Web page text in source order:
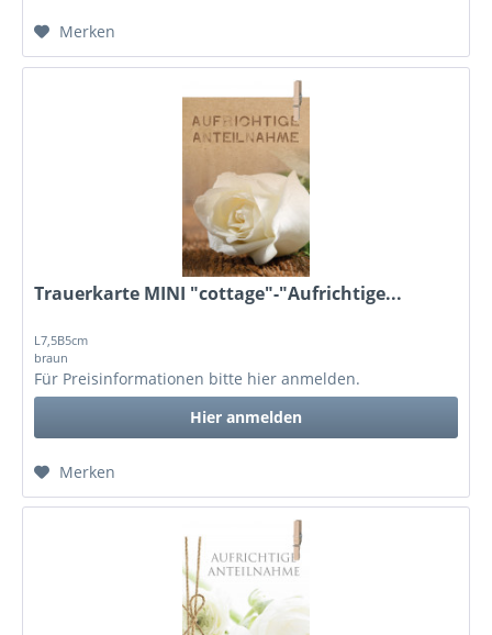
Merken
Trauerkarte MINI "cottage"-"Aufrichtige...
L7,5B5cm
braun
Für Preisinformationen bitte hier anmelden.
Hier anmelden
Merken